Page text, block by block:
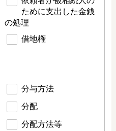
ために支出した金銭
の処理
借地権
分与方法
分配
分配方法等